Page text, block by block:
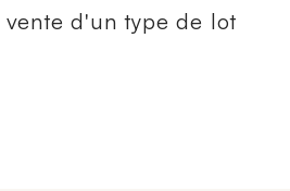
d'un type de lot